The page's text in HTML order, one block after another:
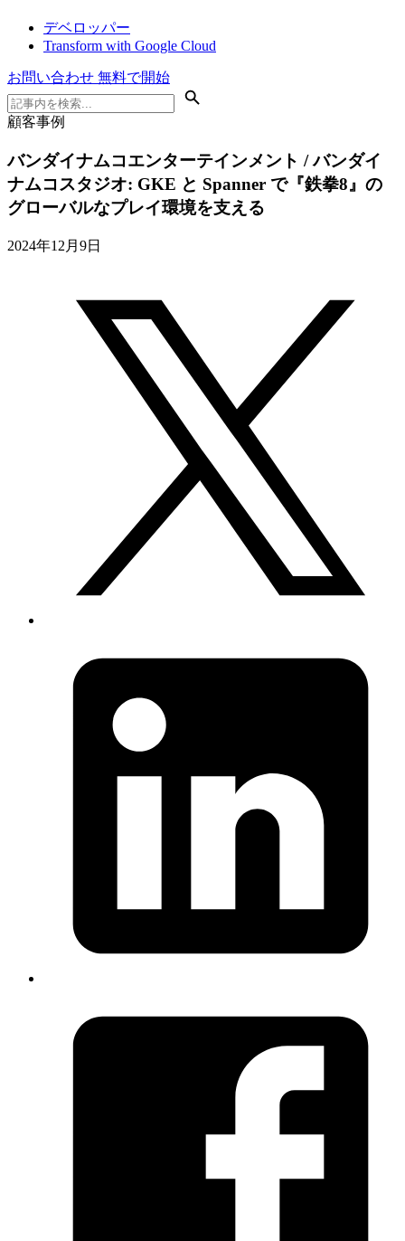
デベロッパー
Transform with Google Cloud
お問い合わせ 無料で開始
顧客事例
バンダイナムコエンターテインメント / バンダイ
ナムコスタジオ: GKE と Spanner で『鉄拳8』の
グローバルなプレイ環境を支える
2024年12月9日